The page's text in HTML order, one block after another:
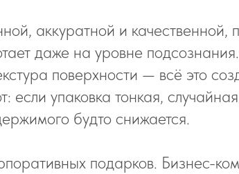
аккуратной и качественной,
даже на уровне
поверхности — всё это
упаковка тонкая,
будто снижается.
подарков. Бизнес-